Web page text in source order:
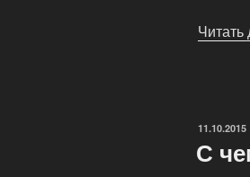
Читать
11.10.2015
С